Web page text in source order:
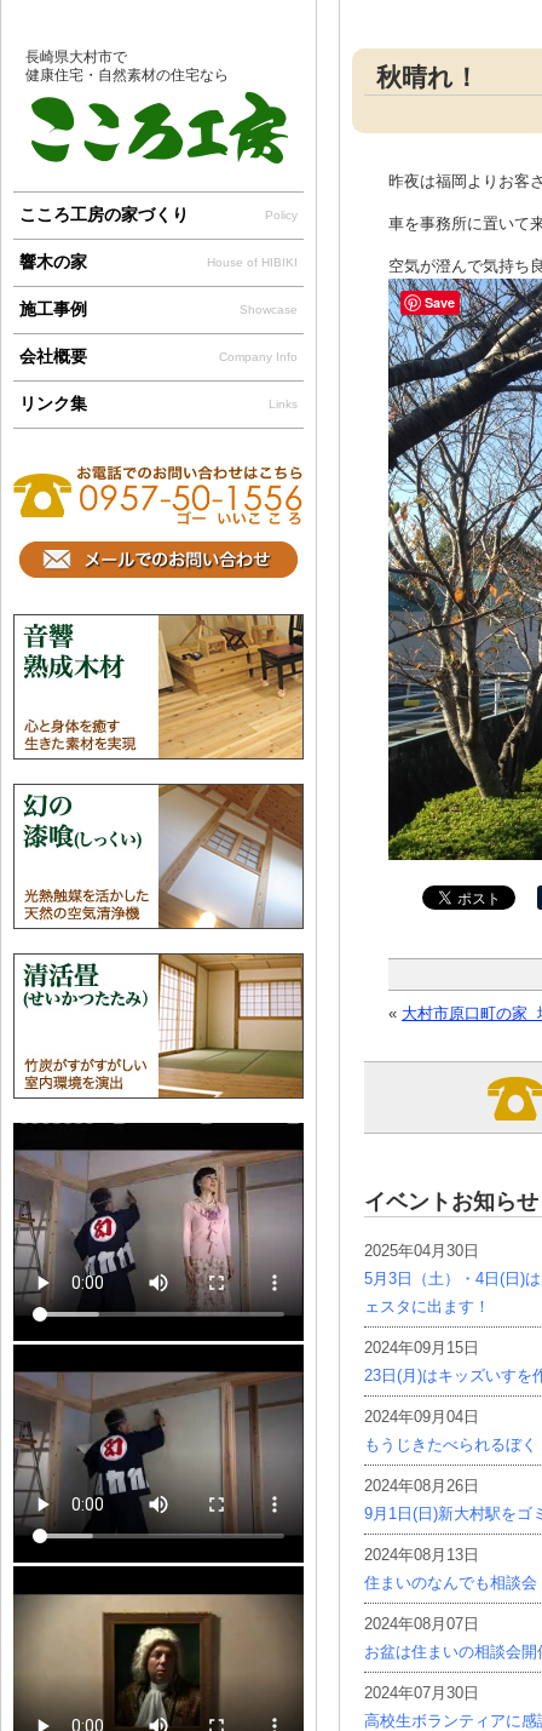
秋晴れ！
昨夜は福岡よりお客
車を事務所に置いて
空気が澄んで気持ち
« 大村市原口町の家
イベントお知らせ
2025年04月30日
5月3日（土）・4日(日)
ェスタに出ます！
2024年09月15日
23日(月)はキッズいすを
2024年09月04日
もうじきたべられるぼく
2024年08月26日
9月1日(日)新大村駅をゴ
2024年08月13日
住まいのなんでも相談会
2024年08月07日
お盆は住まいの相談会開
2024年07月30日
高校生ボランティアに感
長崎県大村市で
健康住宅・自然素材の住宅なら
こころ工房の家づくり Policy
響木の家 House of HIBIKI
施工事例 Showcase
会社概要 Company Info
リンク集 Links
Save